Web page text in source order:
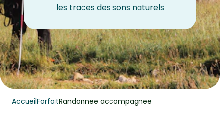
les traces des sons naturels
AccueilForfaitRandonnee accompagnee